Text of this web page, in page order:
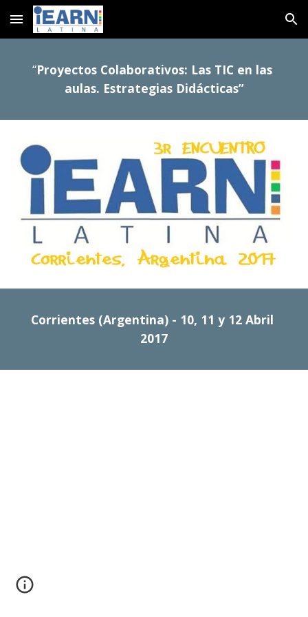
Skip to main content Skip to navigation
“Proyectos Colaborativos: Las TIC en las
aulas. Estrategias Didácticas”
Corrientes (Argentina) - 10, 11 y 12 Abril
2017